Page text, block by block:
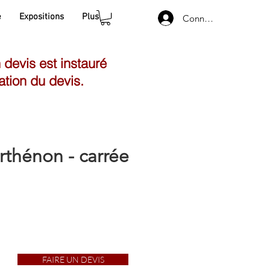
Expositions Plus Connexion
- carrée
est instauré
du devis.
FAIRE UN DEVIS